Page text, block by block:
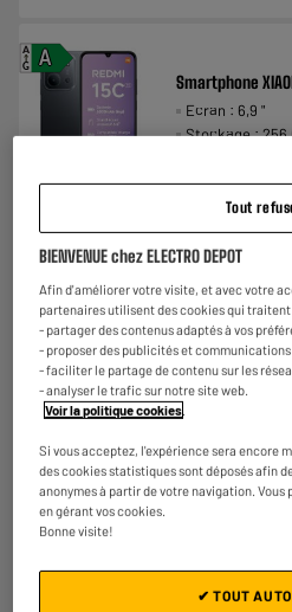
A
A
G
Smartphone
Ecran : 6,9 "
Stockage : 256
158€
Payer en
Tout
BIENVENUE chez ELECTRO DEPOT
Afin d'améliorer votre visite, et avec votre
partenaires utilisent des cookies qui traitent
- partager des contenus adaptés à vos
- proposer des publicités et communications
- faciliter le partage de contenu sur les
- analyser le trafic sur notre site web.
Voir la politique cookies
Si vous acceptez, l'expérience sera encore
des cookies statistiques sont déposés afin
anonymes à partir de votre navigation. Vous
en gérant vos cookies.
Bonne visite!
✔ TOUT